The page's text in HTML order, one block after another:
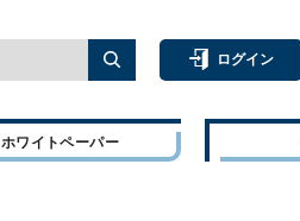
ログイン
ホワイトペーパー